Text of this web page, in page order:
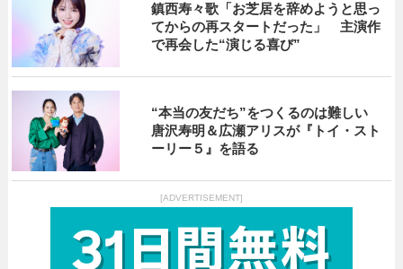
鎮西寿々歌「お芝居を辞めようと思っ
てからの再スタートだった」 主演作
で再会した“演じる喜び”
“本当の友だち”をつくるのは難しい
唐沢寿明＆広瀬アリスが『トイ・スト
ーリー５』を語る
[ADVERTISEMENT]